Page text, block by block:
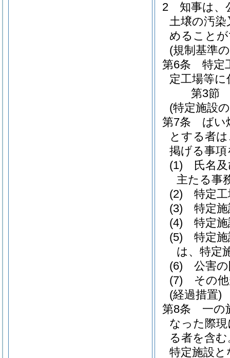
2
知事は、
土壌の汚
めること
(規制基準
第6条
特定
定工場等
第3節
(特定施設
第7条
ばい
とする者
掲げる事
(1)
氏名
主たる事
(2)
特定
(3)
特定
(4)
特定
(5)
特定
は、特定
(6)
公害
(7)
その
(経過措置)
第8条
一の
なった際
る者を含む
特定施設